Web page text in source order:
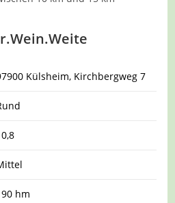
Külsheim, Kirchbergweg 7
hm